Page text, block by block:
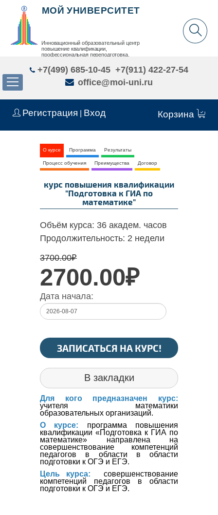
Регистрация Вход Корзина
МОЙ УНИВЕРСИТЕТ
Инновационный образовательный центр
повышение квалификации,
профессиональная переподготовка,
+7(499) 685-10-45 +7(911) 422-27-54
office@moi-uni.ru
О курсе Программа Результаты
Процесс обучения Преимущества Договор
курс повышения квалификации
"Подготовка к ГИА по
математике"
Объём курса: 36 академ. часов
Продолжительность: 2 недели
3700.00₽
2700.00₽
Дата начала:
ЗАПИСАТЬСЯ НА КУРС!
В закладки
Для кого предназначен курс:
учителя математики
образовательных организаций.
О курсе: программа повышения
квалификации «Подготовка к ГИА по
математике» направлена на
совершенствование компетенций
педагогов в области в области
подготовки к ОГЭ и ЕГЭ.
Цель курса:
совершенствование
компетенций педагогов в области
подготовки к ОГЭ и ЕГЭ.